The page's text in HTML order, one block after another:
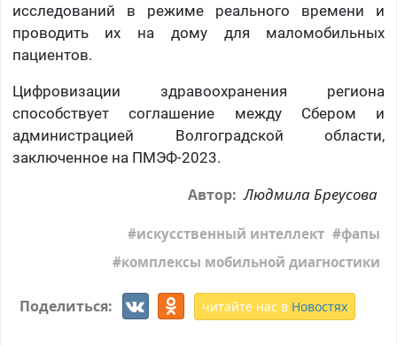
исследований в режиме реального времени и
проводить их на дому для маломобильных
пациентов.
Цифровизации здравоохранения региона
способствует соглашение между Сбером и
администрацией Волгоградской области,
заключенное на ПМЭФ-2023.
Автор: Людмила Бреусова
искусственный интеллект
фапы
комплексы мобильной диагностики
Поделиться: читайте нас в Новостях